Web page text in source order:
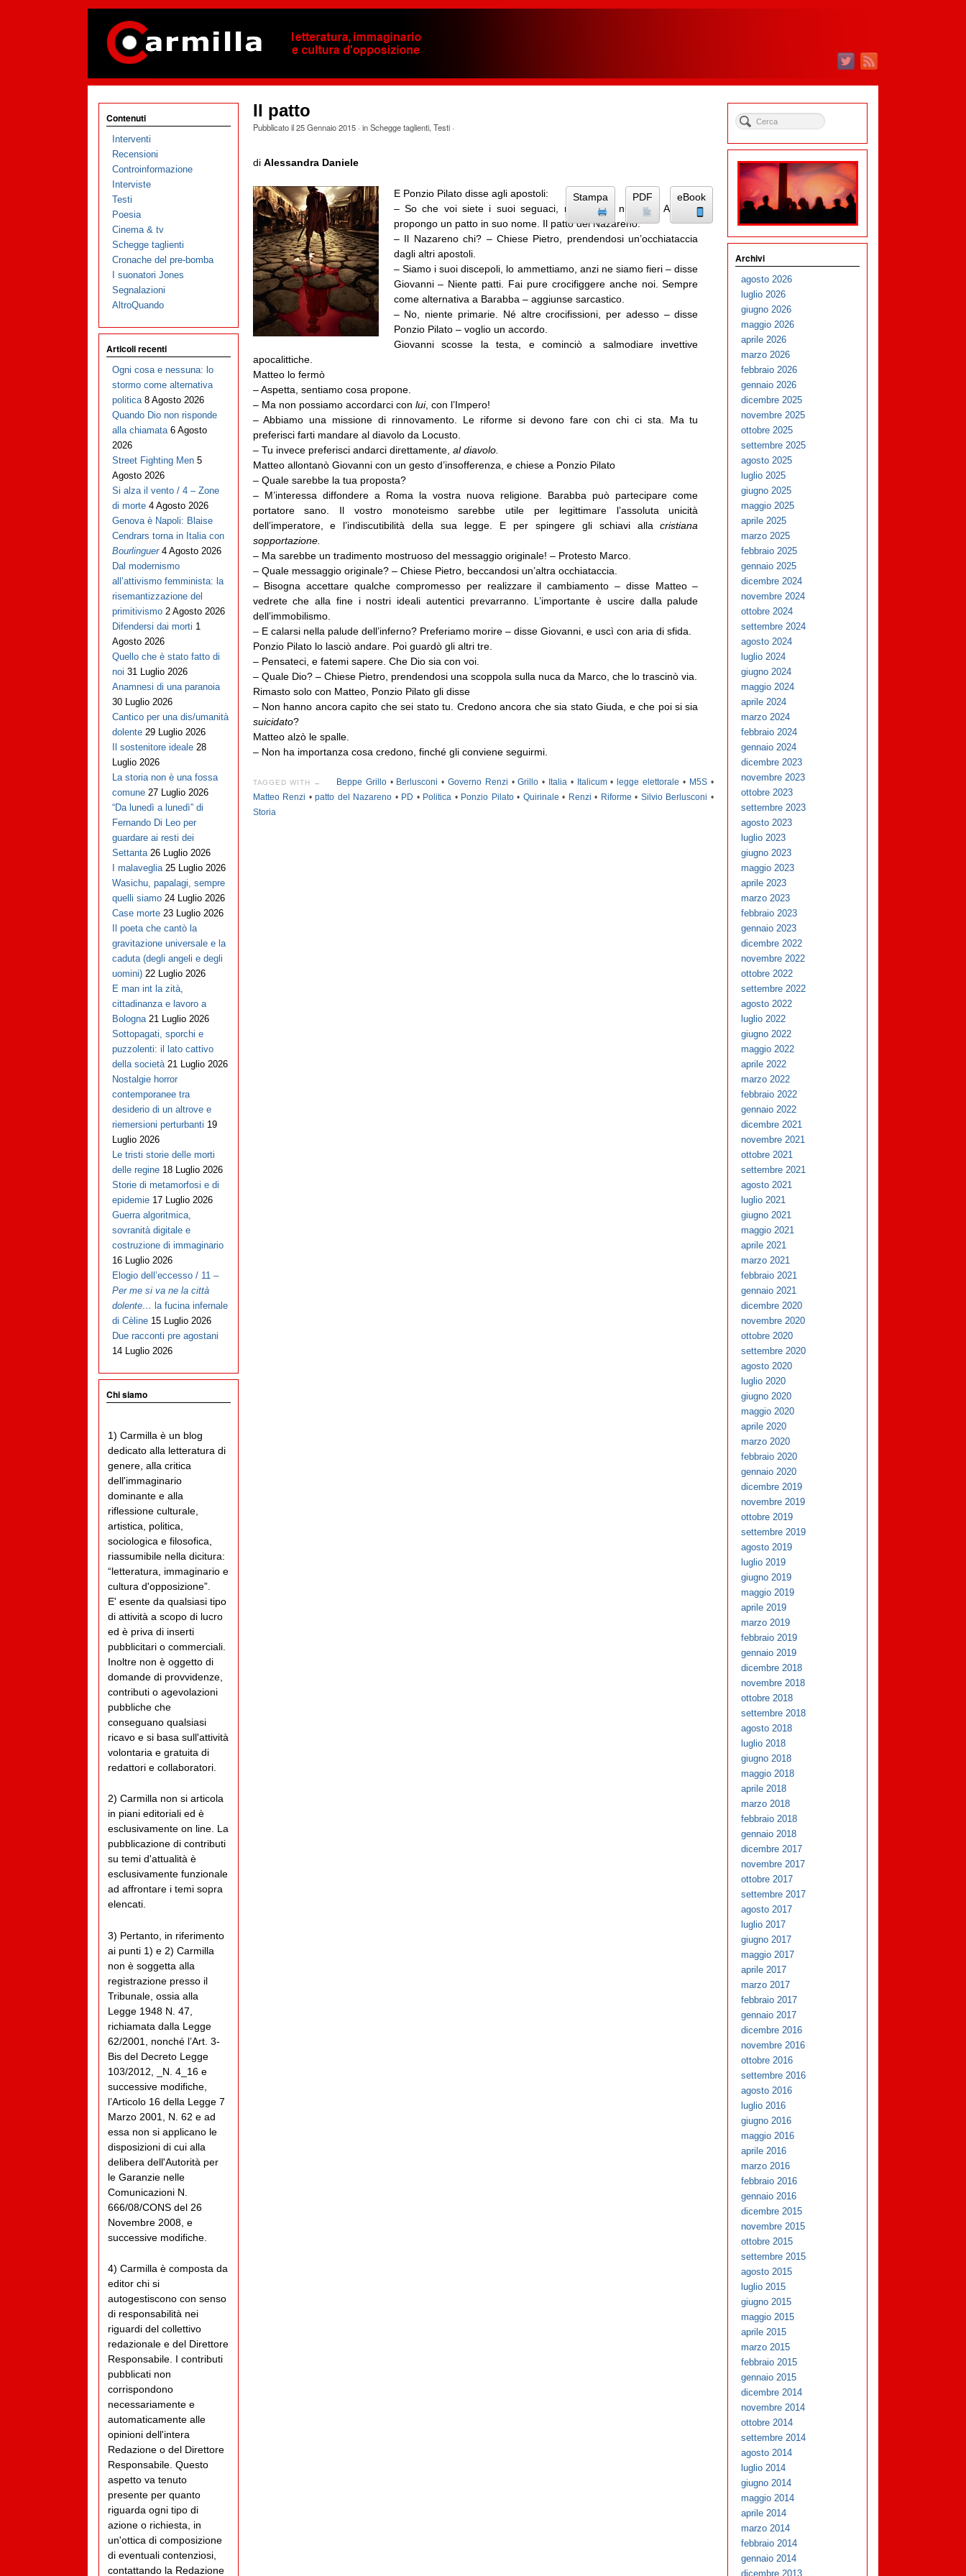
Il patto
Pubblicato il25 Gennaio 2015· inSchegge taglienti, Testi·
di Alessandra Daniele
E Ponzio Pilato disse agli apostoli:
– So che voi siete i suoi seguaci, ma non vi nuocerò. Anzi, vi
propongo un patto in suo nome. Il patto del Nazareno.
– Il Nazareno chi? – Chiese Pietro, prendendosi un’occhiataccia
dagli altri apostoli.
– Siamo i suoi discepoli, lo ammettiamo, anzi ne siamo fieri – disse
Giovanni – Niente patti. Fai pure crocifiggere anche noi. Sempre
come alternativa a Barabba – aggiunse sarcastico.
– No, niente primarie. Né altre crocifissioni, per adesso – disse
Ponzio Pilato – voglio un accordo.
Giovanni scosse la testa, e cominciò a salmodiare invettive
apocalittiche.
Matteo lo fermò
– Aspetta, sentiamo cosa propone.
– Ma non possiamo accordarci con lui, con l’Impero!
– Abbiamo una missione di rinnovamento. Le riforme si devono fare con chi ci sta. Ma tu
preferisci farti mandare al diavolo da Locusto.
– Tu invece preferisci andarci direttamente, al diavolo.
Matteo allontanò Giovanni con un gesto d’insofferenza, e chiese a Ponzio Pilato
– Quale sarebbe la tua proposta?
– M’interessa diffondere a Roma la vostra nuova religione. Barabba può partecipare come
portatore sano. Il vostro monoteismo sarebbe utile per legittimare l’assoluta unicità
dell’imperatore, e l’indiscutibilità della sua legge. E per spingere gli schiavi allacristiana
sopportazione.
– Ma sarebbe un tradimento mostruoso del messaggio originale! – Protesto Marco.
– Quale messaggio originale? – Chiese Pietro, beccandosi un’altra occhiataccia.
– Bisogna accettare qualche compromesso per realizzare il cambiamento – disse Matteo –
vedrete che alla fine i nostri ideali autentici prevarranno. L’importante è uscire dalla palude
dell’immobilismo.
– E calarsi nella palude dell’inferno? Preferiamo morire – disse Giovanni, e uscì con aria di sfida.
Ponzio Pilato lo lasciò andare. Poi guardò gli altri tre.
– Pensateci, e fatemi sapere. Che Dio sia con voi.
– Quale Dio? – Chiese Pietro, prendendosi una scoppola sulla nuca da Marco, che lo trascinò via.
Rimasto solo con Matteo, Ponzio Pilato gli disse
– Non hanno ancora capito che sei stato tu. Credono ancora che sia stato Giuda, e che poi si sia
suicidato?
Matteo alzò le spalle.
– Non ha importanza cosa credono, finché gli conviene seguirmi.
Stampa PDF eBook
TAGGED WITH → Beppe Grillo• Berlusconi • Governo Renzi •Grillo • Italia • Italicum• legge elettorale • M5S•
Matteo Renzi •patto del Nazareno • PD • Politica • Ponzio Pilato• Quirinale • Renzi • Riforme • Silvio Berlusconi •
Storia
Contenuti
Interventi
Recensioni
Controinformazione
Interviste
Testi
Poesia
Cinema & tv
Schegge taglienti
Cronache del pre-bomba
I suonatori Jones
Segnalazioni
AltroQuando
Articoli recenti
Ogni cosa e nessuna: lo
stormo come alternativa
politica 8 Agosto 2026
Quando Dio non risponde
alla chiamata 6 Agosto
2026
Street Fighting Men 5
Agosto 2026
Si alza il vento / 4 – Zone
di morte 4 Agosto 2026
Genova è Napoli: Blaise
Cendrars torna in Italia con
Bourlinguer 4 Agosto 2026
Dal modernismo
all’attivismo femminista: la
risemantizzazione del
primitivismo 2 Agosto 2026
Difendersi dai morti 1
Agosto 2026
Quello che è stato fatto di
noi 31 Luglio 2026
Anamnesi di una paranoia
30 Luglio 2026
Cantico per una dis/umanità
dolente 29 Luglio 2026
Il sostenitore ideale 28
Luglio 2026
La storia non è una fossa
comune 27 Luglio 2026
“Da lunedì a lunedì” di
Fernando Di Leo per
guardare ai resti dei
Settanta 26 Luglio 2026
I malaveglia 25 Luglio 2026
Wasichu, papalagi, sempre
quelli siamo 24 Luglio 2026
Case morte 23 Luglio 2026
Il poeta che cantò la
gravitazione universale e la
caduta (degli angeli e degli
uomini) 22 Luglio 2026
E man int la zità,
cittadinanza e lavoro a
Bologna 21 Luglio 2026
Sottopagati, sporchi e
puzzolenti: il lato cattivo
della società 21 Luglio 2026
Nostalgie horror
contemporanee tra
desiderio di un altrove e
riemersioni perturbanti 19
Luglio 2026
Le tristi storie delle morti
delle regine 18 Luglio 2026
Storie di metamorfosi e di
epidemie 17 Luglio 2026
Guerra algoritmica,
sovranità digitale e
costruzione di immaginario
16 Luglio 2026
Elogio dell’eccesso / 11 –
Per me si va ne la città
dolente… la fucina infernale
di Cèline 15 Luglio 2026
Due racconti pre agostani
14 Luglio 2026
Chi siamo
1) Carmilla è un blog
dedicato alla letteratura di
genere, alla critica
dell'immaginario
dominante e alla
riflessione culturale,
artistica, politica,
sociologica e filosofica,
riassumibile nella dicitura:
“letteratura, immaginario e
cultura d'opposizione”.
E' esente da qualsiasi tipo
di attività a scopo di lucro
ed è priva di inserti
pubblicitari o commerciali.
Inoltre non è oggetto di
domande di provvidenze,
contributi o agevolazioni
pubbliche che
conseguano qualsiasi
ricavo e si basa sull'attività
volontaria e gratuita di
redattori e collaboratori.
2) Carmilla non si articola
in piani editoriali ed è
esclusivamente on line. La
pubblicazione di contributi
su temi d'attualità è
esclusivamente funzionale
ad affrontare i temi sopra
elencati.
3) Pertanto, in riferimento
ai punti 1) e 2) Carmilla
non è soggetta alla
registrazione presso il
Tribunale, ossia alla
Legge 1948 N. 47,
richiamata dalla Legge
62/2001, nonché l’Art. 3-
Bis del Decreto Legge
103/2012, _N. 4_16 e
successive modifiche,
l’Articolo 16 della Legge 7
Marzo 2001, N. 62 e ad
essa non si applicano le
disposizioni di cui alla
delibera dell'Autorità per
le Garanzie nelle
Comunicazioni N.
666/08/CONS del 26
Novembre 2008, e
successive modifiche.
4) Carmilla è composta da
editor chi si
autogestiscono con senso
di responsabilità nei
riguardi del collettivo
redazionale e del Direttore
Responsabile. I contributi
pubblicati non
corrispondono
necessariamente e
automaticamente alle
opinioni dell'intera
Redazione o del Direttore
Responsabile. Questo
aspetto va tenuto
presente per quanto
riguarda ogni tipo di
azione o richiesta, in
un'ottica di composizione
di eventuali contenziosi,
contattando la Redazione
Archivi
agosto 2026
luglio 2026
giugno 2026
maggio 2026
aprile 2026
marzo 2026
febbraio 2026
gennaio 2026
dicembre 2025
novembre 2025
ottobre 2025
settembre 2025
agosto 2025
luglio 2025
giugno 2025
maggio 2025
aprile 2025
marzo 2025
febbraio 2025
gennaio 2025
dicembre 2024
novembre 2024
ottobre 2024
settembre 2024
agosto 2024
luglio 2024
giugno 2024
maggio 2024
aprile 2024
marzo 2024
febbraio 2024
gennaio 2024
dicembre 2023
novembre 2023
ottobre 2023
settembre 2023
agosto 2023
luglio 2023
giugno 2023
maggio 2023
aprile 2023
marzo 2023
febbraio 2023
gennaio 2023
dicembre 2022
novembre 2022
ottobre 2022
settembre 2022
agosto 2022
luglio 2022
giugno 2022
maggio 2022
aprile 2022
marzo 2022
febbraio 2022
gennaio 2022
dicembre 2021
novembre 2021
ottobre 2021
settembre 2021
agosto 2021
luglio 2021
giugno 2021
maggio 2021
aprile 2021
marzo 2021
febbraio 2021
gennaio 2021
dicembre 2020
novembre 2020
ottobre 2020
settembre 2020
agosto 2020
luglio 2020
giugno 2020
maggio 2020
aprile 2020
marzo 2020
febbraio 2020
gennaio 2020
dicembre 2019
novembre 2019
ottobre 2019
settembre 2019
agosto 2019
luglio 2019
giugno 2019
maggio 2019
aprile 2019
marzo 2019
febbraio 2019
gennaio 2019
dicembre 2018
novembre 2018
ottobre 2018
settembre 2018
agosto 2018
luglio 2018
giugno 2018
maggio 2018
aprile 2018
marzo 2018
febbraio 2018
gennaio 2018
dicembre 2017
novembre 2017
ottobre 2017
settembre 2017
agosto 2017
luglio 2017
giugno 2017
maggio 2017
aprile 2017
marzo 2017
febbraio 2017
gennaio 2017
dicembre 2016
novembre 2016
ottobre 2016
settembre 2016
agosto 2016
luglio 2016
giugno 2016
maggio 2016
aprile 2016
marzo 2016
febbraio 2016
gennaio 2016
dicembre 2015
novembre 2015
ottobre 2015
settembre 2015
agosto 2015
luglio 2015
giugno 2015
maggio 2015
aprile 2015
marzo 2015
febbraio 2015
gennaio 2015
dicembre 2014
novembre 2014
ottobre 2014
settembre 2014
agosto 2014
luglio 2014
giugno 2014
maggio 2014
aprile 2014
marzo 2014
febbraio 2014
gennaio 2014
dicembre 2013